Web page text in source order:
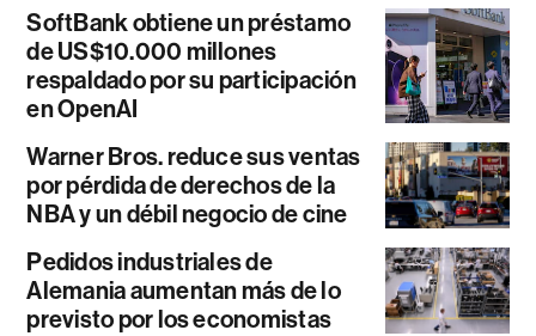
SoftBank obtiene un préstamo
de US$10.000 millones
respaldado por su participación
en OpenAI
Warner Bros. reduce sus ventas
por pérdida de derechos de la
NBA y un débil negocio de cine
Pedidos industriales de
Alemania aumentan más de lo
previsto por los economistas